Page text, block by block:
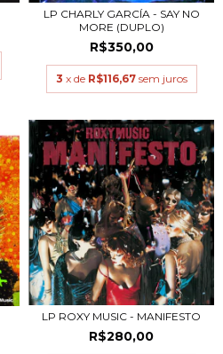
LP CHARLY GARCÍA - SAY NO
MORE (DUPLO)
R$350,00
3 x de R$116,67 sem juros
LP ROXY MUSIC - MANIFESTO
R$280,00